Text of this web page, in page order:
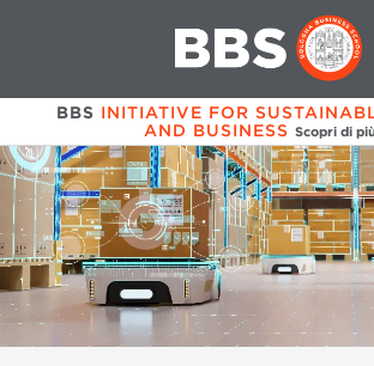
BBS INITIATIVE FOR
AND BUSINESS Scopri di